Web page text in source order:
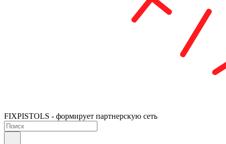
FIXPISTOLS - формирует партнерскую сеть